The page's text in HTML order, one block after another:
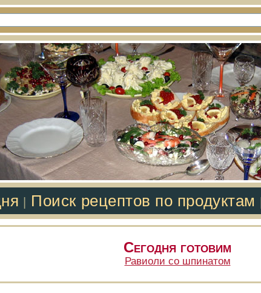
Поиск рецептов по продуктам
Сегодня готовим
Равиоли со шпинатом